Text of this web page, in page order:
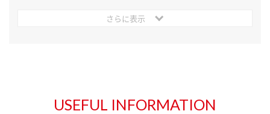
さらに表示
USEFUL INFORMATION